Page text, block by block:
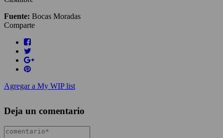
Fuente: Bocas Moradas
Comparte
Agregar a My WIP list
Deja un comentario